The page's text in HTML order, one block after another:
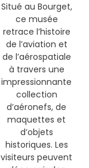
Situé au Bourget,
ce musée
retrace l’histoire
de l’aviation et
de l’aérospatiale
à travers une
impressionnante
collection
d’aéronefs, de
maquettes et
d’objets
historiques. Les
visiteurs peuvent